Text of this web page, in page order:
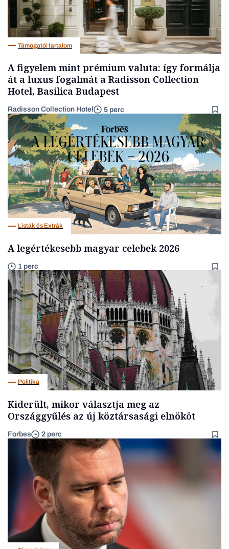
Támogatói tartalom
A figyelem mint prémium valuta: így formálja
át a luxus fogalmát a Radisson Collection
Hotel, Basilica Budapest
Radisson Collection Hotel 5 perc
Listák és Extrák
A legértékesebb magyar celebek 2026
1 perc
Politika
Kiderült, mikor választja meg az
Országgyűlés az új köztársasági elnököt
Forbes 2 perc